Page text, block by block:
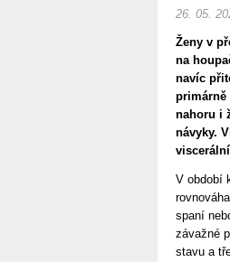
26. 05.
Ženy v
na
navíc
primárně
nahoru i
návyky.
V období
spaní
závažné
stavu a